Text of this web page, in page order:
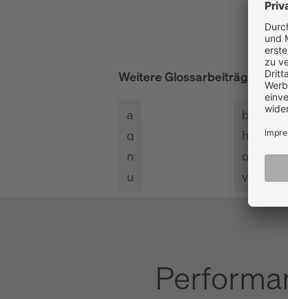
Weitere Glossarbeiträge alle
a b
g
h
n
o
u
v